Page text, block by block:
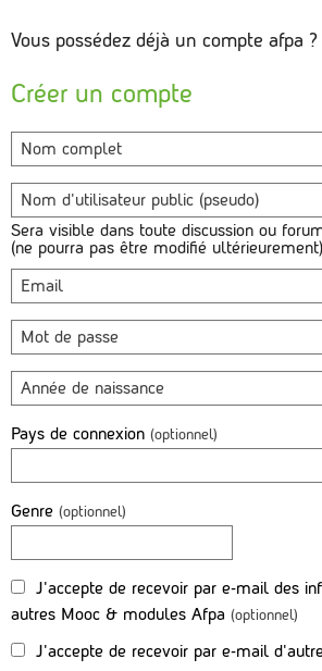
Vous possédez déjà un compte afpa ?
Créer un compte
Nom complet
Nom d'utilisateur public (pseudo)
Sera visible dans toute discussion ou
(ne pourra pas être modifié ultérieurement)
Email
Mot de passe
Année de naissance
Pays de connexion (optionnel)
Genre (optionnel)
J'accepte de recevoir par e-mail des
autres Mooc & modules Afpa (optionnel)
J'accepte de recevoir par e-mail